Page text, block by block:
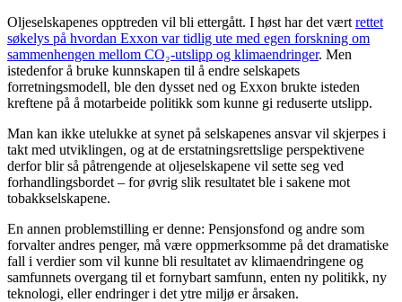
Oljeselskapenes opptreden vil bli ettergått. I høst har det vært rettet
søkelys på hvordan Exxon var tidlig ute med egen forskning om
sammenhengen mellom CO₂-utslipp og klimaendringer. Men
istedenfor å bruke kunnskapen til å endre selskapets
forretningsmodell, ble den dysset ned og Exxon brukte isteden
kreftene på å motarbeide politikk som kunne gi reduserte utslipp.
Man kan ikke utelukke at synet på selskapenes ansvar vil skjerpes i
takt med utviklingen, og at de erstatningsrettslige perspektivene
derfor blir så påtrengende at oljeselskapene vil sette seg ved
forhandlingsbordet – for øvrig slik resultatet ble i sakene mot
tobakkselskapene.
En annen problemstilling er denne: Pensjonsfond og andre som
forvalter andres penger, må være oppmerksomme på det dramatiske
fall i verdier som vil kunne bli resultatet av klimaendringene og
samfunnets overgang til et fornybart samfunn, enten ny politikk, ny
teknologi, eller endringer i det ytre miljø er årsaken.